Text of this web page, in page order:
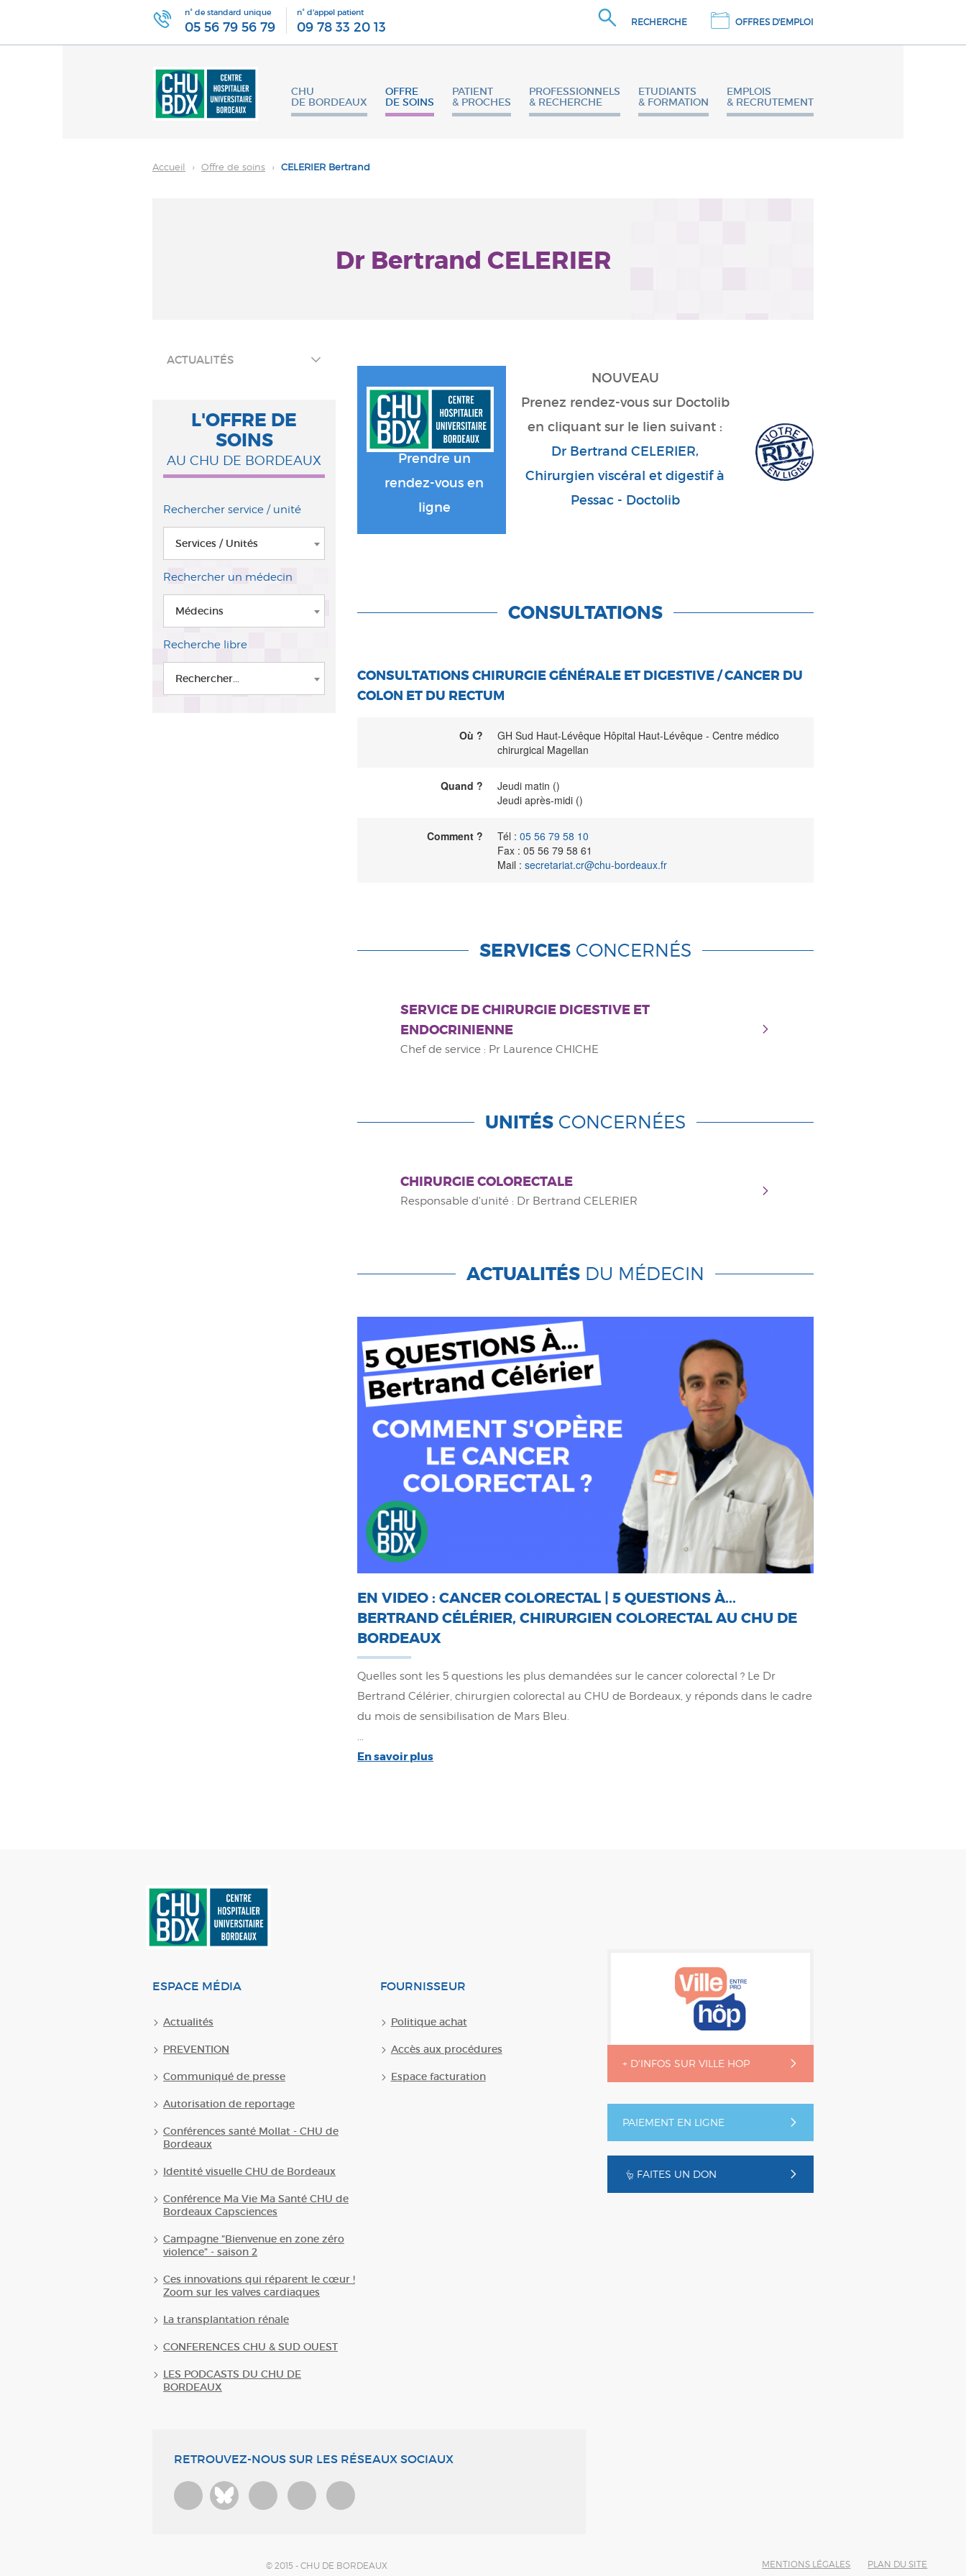
n° de standard unique
05 56 79 56 79
n° d'appel patient
09 78 33 20 13 RECHERCHE OFFRES D'EMPLOI
CHU
DE BORDEAUX
OFFRE
DE SOINS
PATIENT
& PROCHES
PROFESSIONNELS
& RECHERCHE
ETUDIANTS
& FORMATION
EMPLOIS
& RECRUTEMENT
Accueil › Offre de soins › CELERIER Bertrand
Dr Bertrand CELERIER
ACTUALITÉS
L'OFFRE DE
SOINS
AU CHU DE BORDEAUX
Rechercher service / unité
Services / Unités
Rechercher un médecin
Médecins
Recherche libre
Rechercher...
Prendre un
rendez-vous en
ligne
Prenez rendez-vous sur Doctolib
en cliquant sur le lien suivant :
Dr Bertrand CELERIER,
Chirurgien viscéral et digestif à
Pessac - Doctolib
CONSULTATIONS
CONSULTATIONS CHIRURGIE GÉNÉRALE ET DIGESTIVE / CANCER DU
COLON ET DU RECTUM
Où ?
GH Sud Haut-Lévêque Hôpital Haut-Lévêque - Centre médico
chirurgical Magellan
Quand ?
Jeudi matin ()
Jeudi après-midi ()
Comment ? Tél : 05 56 79 58 10
Fax : 05 56 79 58 61
Mail : secretariat.cr@chu-bordeaux.fr
SERVICES CONCERNÉS
SERVICE DE CHIRURGIE DIGESTIVE ET
ENDOCRINIENNE
Chef de service : Pr Laurence CHICHE
UNITÉS CONCERNÉES
CHIRURGIE COLORECTALE
Responsable d'unité : Dr Bertrand CELERIER
ACTUALITÉS DU MÉDECIN
EN VIDEO : CANCER COLORECTAL | 5 QUESTIONS À...
BERTRAND CÉLÉRIER, CHIRURGIEN COLORECTAL AU CHU DE
BORDEAUX
Quelles sont les 5 questions les plus demandées sur le cancer colorectal ? Le Dr
Bertrand Célérier, chirurgien colorectal au CHU de Bordeaux, y réponds dans le cadre
du mois de sensibilisation de Mars Bleu.
...
En savoir plus
+ D'INFOS SUR VILLE HOP
PAIEMENT EN LIGNE
FAITES UN DON
ESPACE MÉDIA
Actualités
PREVENTION
Communiqué de presse
Autorisation de reportage
Conférences santé Mollat - CHU de
Bordeaux
Identité visuelle CHU de Bordeaux
Conférence Ma Vie Ma Santé CHU de
Bordeaux Capsciences
Campagne "Bienvenue en zone zéro
violence" - saison 2
Ces innovations qui réparent le cœur !
Zoom sur les valves cardiaques
La transplantation rénale
CONFERENCES CHU & SUD OUEST
LES PODCASTS DU CHU DE
BORDEAUX
FOURNISSEUR
Politique achat
Accès aux procédures
Espace facturation
RETROUVEZ-NOUS SUR LES RÉSEAUX SOCIAUX
Bluesky
MENTIONS LÉGALES PLAN DU SITE
© 2015 - CHU DE BORDEAUX